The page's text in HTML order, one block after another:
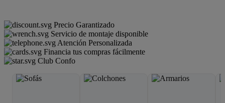
Precio Garantizado
Servicio de montaje disponible
Atención Personalizada
Financia tus compras fácilmente
Club Confo